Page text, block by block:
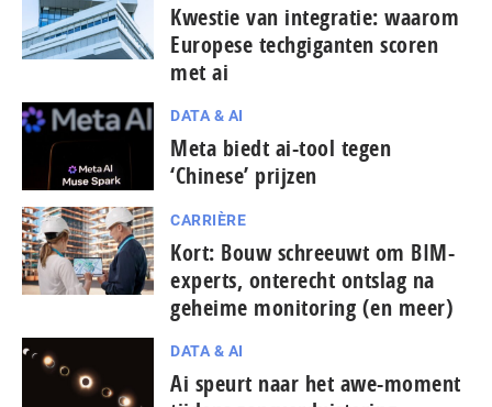
Kwestie van integratie: waarom
Europese tech­gi­gan­ten scoren
met ai
DATA & AI
Meta biedt ai-tool tegen
‘Chinese’ prijzen
CARRIÈRE
Kort: Bouw schreeuwt om BIM-
experts, onterecht ontslag na
geheime monitoring (en meer)
DATA & AI
Ai speurt naar het awe-moment